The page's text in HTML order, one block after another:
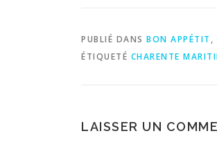
PUBLIÉ DANS BON APPÉTIT ,
ÉTIQUETÉ CHARENTE
LAISSER UN